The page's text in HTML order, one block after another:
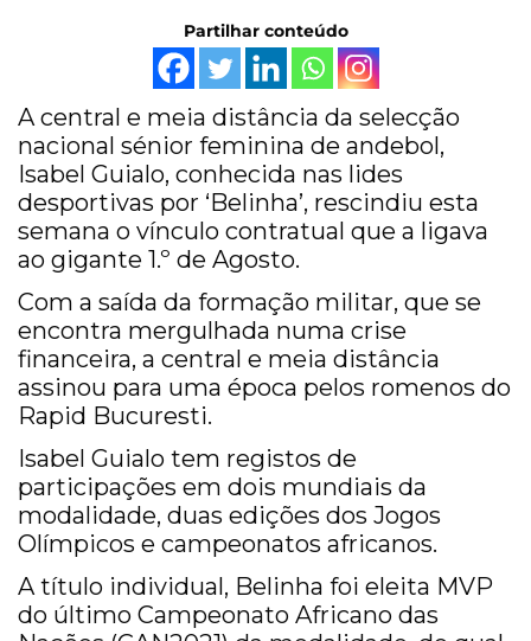
Partilhar conteúdo
A central e meia distância da selecção
nacional sénior feminina de andebol,
Isabel Guialo, conhecida nas lides
desportivas por ‘Belinha’, rescindiu esta
semana o vínculo contratual que a ligava
ao gigante 1.º de Agosto.
Com a saída da formação militar, que se
encontra mergulhada numa crise
financeira, a central e meia distância
assinou para uma época pelos romenos do
Rapid Bucuresti.
Isabel Guialo tem registos de
participações em dois mundiais da
modalidade, duas edições dos Jogos
Olímpicos e campeonatos africanos.
A título individual, Belinha foi eleita MVP
do último Campeonato Africano das